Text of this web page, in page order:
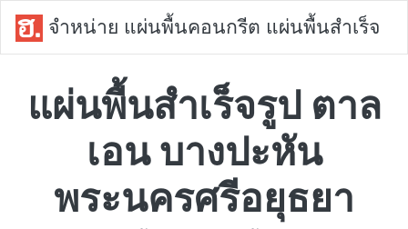
จำหน่าย แผ่นพื้นคอนกรีต แผ่นพื้นสำเร็จ
แผ่นพื้นสำเร็จรูป ตาล
เอน บางปะหัน
พระนครศรีอยุธยา